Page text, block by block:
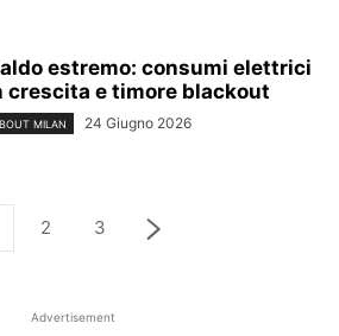
estremo: consumi elettrici
crescita e timore blackout
MILAN 24 Giugno 2026
2 3
Advertisement